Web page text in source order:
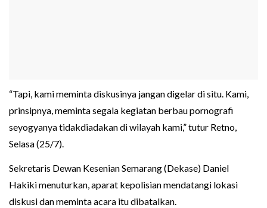
“Tapi, kami meminta diskusinya jangan digelar di situ. Kami,
prinsipnya, meminta segala kegiatan berbau pornografi
seyogyanya tidakdiadakan di wilayah kami,” tutur Retno,
Selasa (25/7).
Sekretaris Dewan Kesenian Semarang (Dekase) Daniel
Hakiki menuturkan, aparat kepolisian mendatangi lokasi
diskusi dan meminta acara itu dibatalkan.